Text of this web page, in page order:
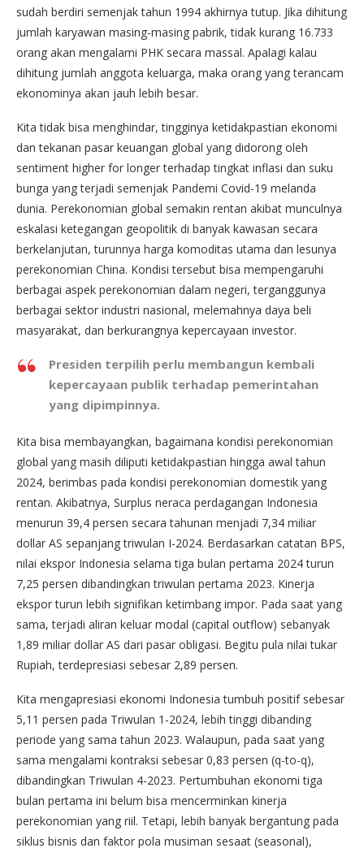
sudah berdiri semenjak tahun 1994 akhirnya tutup. Jika dihitung
jumlah karyawan masing-masing pabrik, tidak kurang 16.733
orang akan mengalami PHK secara massal. Apalagi kalau
dihitung jumlah anggota keluarga, maka orang yang terancam
ekonominya akan jauh lebih besar.
Kita tidak bisa menghindar, tingginya ketidakpastian ekonomi
dan tekanan pasar keuangan global yang didorong oleh
sentiment higher for longer terhadap tingkat inflasi dan suku
bunga yang terjadi semenjak Pandemi Covid-19 melanda
dunia. Perekonomian global semakin rentan akibat munculnya
eskalasi ketegangan geopolitik di banyak kawasan secara
berkelanjutan, turunnya harga komoditas utama dan lesunya
perekonomian China. Kondisi tersebut bisa mempengaruhi
berbagai aspek perekonomian dalam negeri, terganggunya
berbagai sektor industri nasional, melemahnya daya beli
masyarakat, dan berkurangnya kepercayaan investor.
Presiden terpilih perlu membangun kembali
kepercayaan publik terhadap pemerintahan
yang dipimpinnya.
Kita bisa membayangkan, bagaimana kondisi perekonomian
global yang masih diliputi ketidakpastian hingga awal tahun
2024, berimbas pada kondisi perekonomian domestik yang
rentan. Akibatnya, Surplus neraca perdagangan Indonesia
menurun 39,4 persen secara tahunan menjadi 7,34 miliar
dollar AS sepanjang triwulan I-2024. Berdasarkan catatan BPS,
nilai ekspor Indonesia selama tiga bulan pertama 2024 turun
7,25 persen dibandingkan triwulan pertama 2023. Kinerja
ekspor turun lebih signifikan ketimbang impor. Pada saat yang
sama, terjadi aliran keluar modal (capital outflow) sebanyak
1,89 miliar dollar AS dari pasar obligasi. Begitu pula nilai tukar
Rupiah, terdepresiasi sebesar 2,89 persen.
Kita mengapresiasi ekonomi Indonesia tumbuh positif sebesar
5,11 persen pada Triwulan 1-2024, lebih tinggi dibanding
periode yang sama tahun 2023. Walaupun, pada saat yang
sama mengalami kontraksi sebesar 0,83 persen (q-to-q),
dibandingkan Triwulan 4-2023. Pertumbuhan ekonomi tiga
bulan pertama ini belum bisa mencerminkan kinerja
perekonomian yang riil. Tetapi, lebih banyak bergantung pada
siklus bisnis dan faktor pola musiman sesaat (seasonal),